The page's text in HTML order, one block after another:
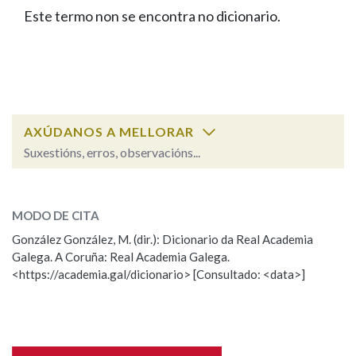
FIGURAS HOMENAXEADAS
PORTAL DAS PALABRAS
Facebook
TwitterYoutubeInstagram
Bluesky
BUSCAR NOS LEMAS
Remata por
BUSCAR NO CONTIDO
Nas definicións
Este termo non se encontra no dicionario.
AXÚDANOS A MELLORAR
Suxestións, erros, observacións...
Observación
Nome
MODO DE CITA
González González, M. (dir.): Dicionario da Real Academia
Galega. A Coruña: Real Academia Galega.
<https://academia.gal/dicionario> [Consultado: <data>]